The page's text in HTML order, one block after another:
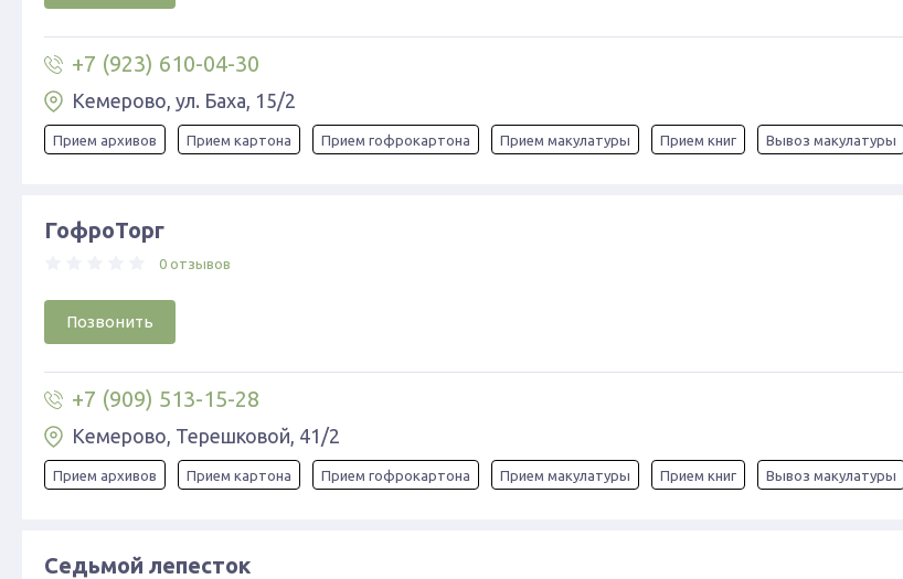
+7 (923) 610-04-30
Кемерово, ул. Баха, 15/2
Прием архивов Прием картона Прием гофрокартона Прием макулатуры Прием книг Вывоз макулатуры
ГофроТорг
0 отзывов
Позвонить
+7 (909) 513-15-28
Кемерово, ​Терешковой, 41/2
Прием архивов Прием картона Прием гофрокартона Прием макулатуры Прием книг Вывоз макулатуры
Седьмой лепесток